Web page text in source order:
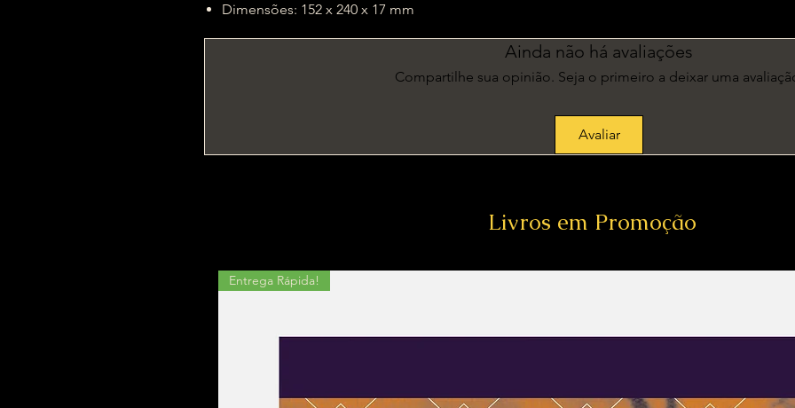
Dimensões: 152 x 240 x 17 mm
Ainda não há avaliações
Compartilhe sua opinião. Seja o primeiro a deixar uma
Avaliar
Livros em Promoção
Entrega Rápida!